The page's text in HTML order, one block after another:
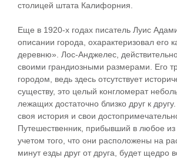
столицей штата Калифорния.
Еще в 1920-х годах писатель Луис
описании города, охарактеризовал его
деревню». Лос-Анджелес,
своими грандиозными размерами. Его
городом, ведь здесь отсутствует
существу, это целый конгломерат
лежащих достаточно близко друг к
своя история и свои
Путешественник, прибывший в любое из
учетом того, что они расположены на
минут езды друг от друга, будет щедро